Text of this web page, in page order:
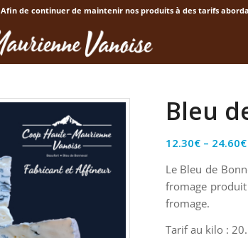
Afin de continuer de maintenir nos produits à des tarifs
Bleu
12.30€– 24.60€
Le Bleu de
fromage
fromage.
Tarif au kilo :